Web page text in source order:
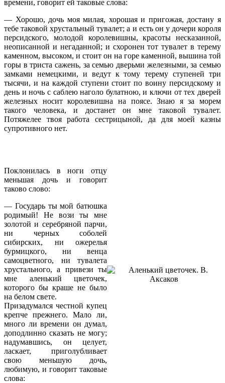
времени, говорит ей таковые слова:
— Хорошо, дочь моя милая, хорошая и пригожая, достану я
тебе таковой хрустальный тувалет; а и есть он у дочери короля
персидского, молодой королевишны, красоты несказанной,
неописанной и негаданной; и схоронен тот тувалет в терему
каменном, высоком, и стоит он на горе каменной, вышина той
горы в триста сажень, за семью дверьми железными, за семью
замками немецкими, и ведут к тому терему ступеней три
тысячи, и на каждой ступени стоит по воину персидскому и
день и ночь с саблею наголо булатною, и ключи от тех дверей
железных носит королевишна на поясе. Знаю я за морем
такого человека, и достанет он мне таковой тувалет.
Потяжелее твоя работа сестрицыной, да для моей казны
супротивного нет.
Поклонилась в ноги отцу
меньшая дочь и говорит
таково слово:
— Государь ты мой батюшка
родимый! Не вози ты мне
золотой и серебряной парчи,
ни черных соболей
сибирских, ни ожерелья
бурмицкого, ни венца
самоцветного, ни тувалета
хрустального, а привези ты
мне аленький цветочек,
которого бы краше не было
на белом свете.
Призадумался честной купец
крепче прежнего. Мало ли,
много ли времени он думал,
доподлинно сказать не могу;
надумавшись, он целует,
ласкает, приголубливает
свою меньшую дочь,
любимую, и говорит таковые
слова: